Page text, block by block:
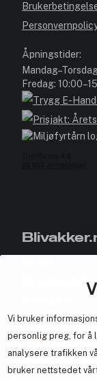
Vi bruker
personlig preg, for å
analysere trafikken
bruker nettstedet
Åpningstider:
Fredag:
Bli medlem helt
Samarbeid med